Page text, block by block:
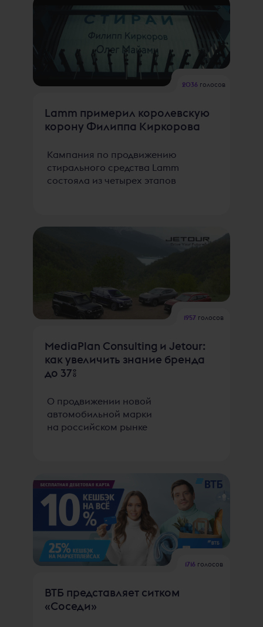
2036 голосов
Lamm примерил королевскую
корону Филиппа Киркорова
Кампания по продвижению
стирального средства Lamm
состояла из четырех этапов
1957 голосов
MediaPlan Consulting и Jetour:
как увеличить знание бренда
до 37%
О продвижении новой
автомобильной марки
на российском рынке
1716голосов
ВТБ представляет ситком
«Соседи»